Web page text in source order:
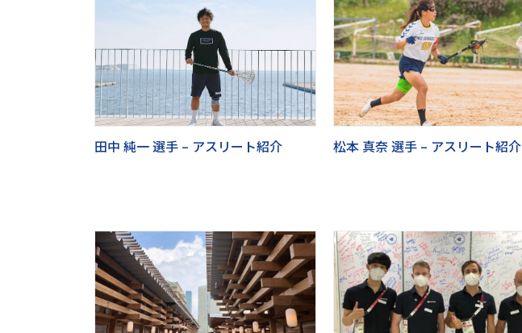
田中 純一 選手 – アスリート紹介 松本 真奈 選手 – アスリート紹介